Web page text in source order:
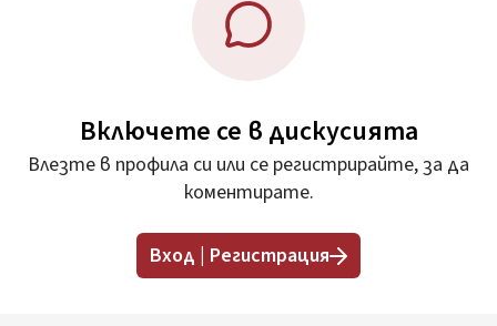
Включете се в дискусията
Влезте в профила си или се регистрирайте, за да
коментирате.
Вход | Регистрация